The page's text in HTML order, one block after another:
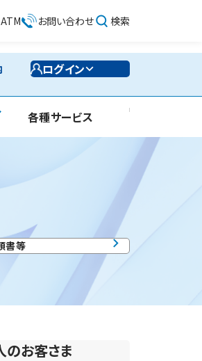
お問い合わせ 検索
ログイン
各種サービス
書等
のお客さま